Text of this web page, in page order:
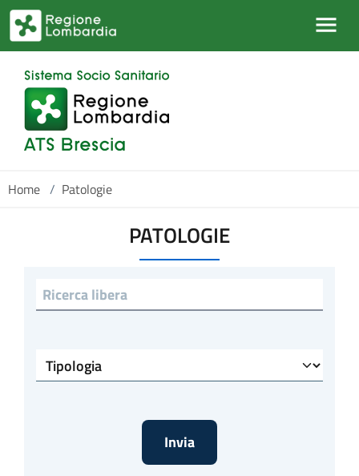
Salta al contenuto principale
Home / Patologie
PATOLOGIE
Tipologia